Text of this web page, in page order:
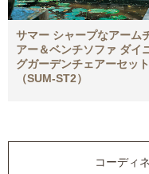
サマー シャープなアーム
アー＆ベンチソファ ダイ
グガーデンチェアーセット
（SUM-ST2）
コーディ